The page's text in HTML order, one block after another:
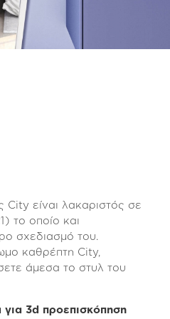
είναι λακαριστός σε
το οποίο και
σχεδιασμό του.
καθρέπτη City,
άμεσα το στυλ του
για 3d προεπισκόπηση